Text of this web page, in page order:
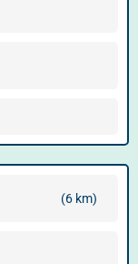
(6 km)